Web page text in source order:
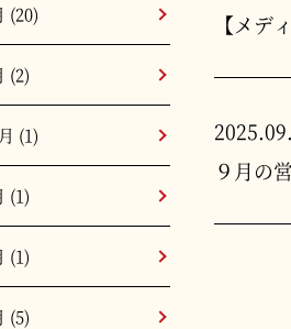
【メデ
９月の
(20)
(2)
(1)
(1)
(1)
(5)